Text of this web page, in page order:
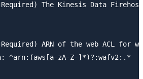
The Kinesis Data
ARN of the web ACL for
^arn:(aws[a-zA-Z-]*)?:wafv2:.*